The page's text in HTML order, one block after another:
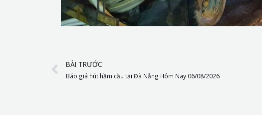
Prev
BÀI TRƯỚC
Báo giá hút hầm cầu tại Đà Nẵng Hôm Nay 06/08/2026